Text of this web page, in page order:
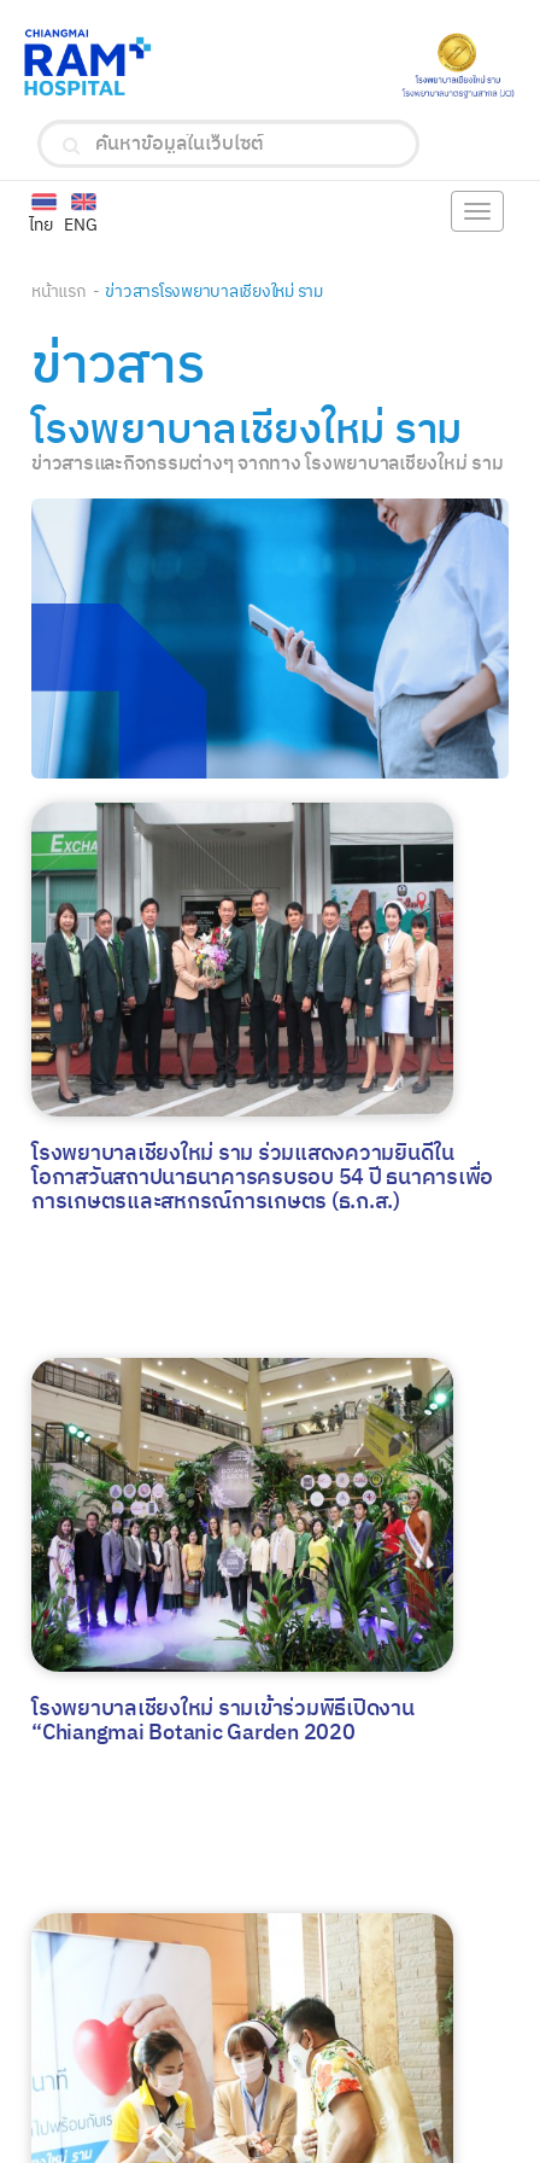
ENG
ไทย Toggle
หน้าแรก ข่าวสารโรงพยาบาลเชียงใหม่ ราม
ข่าวสาร
โรงพยาบาลเชียงใหม่ ราม
ข่าวสารและกิจกรรมต่างๆ จากทาง โรงพยาบาลเชียงใหม่ ราม
โรงพยาบาลเชียงใหม่ ราม ร่วมแสดงความยินดีใน
โอกาสวันสถาปนาธนาคารครบรอบ 54 ปี ธนาคารเพื่อ
การเกษตรและสหกรณ์การเกษตร (ธ.ก.ส.)
โรงพยาบาลเชียงใหม่ รามเข้าร่วมพิธีเปิดงาน
“Chiangmai Botanic Garden 2020